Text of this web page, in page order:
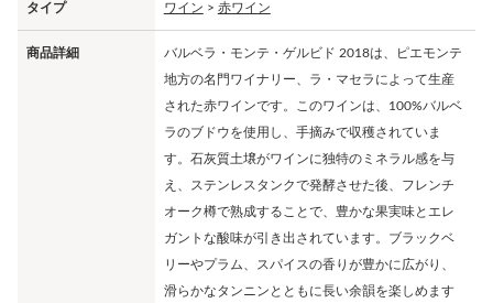
タイプ ワイン > 赤ワイン
商品詳細
バルベラ・モンテ・ゲルビド 2018は、ピエモンテ
地方の名門ワイナリー、ラ・マセラによって生産
された赤ワインです。このワインは、100%バルベ
ラのブドウを使用し、手摘みで収穫されていま
す。石灰質土壌がワインに独特のミネラル感を与
え、ステンレスタンクで発酵させた後、フレンチ
オーク樽で熟成することで、豊かな果実味とエレ
ガントな酸味が引き出されています。ブラックベ
リーやプラム、スパイスの香りが豊かに広がり、
滑らかなタンニンとともに長い余韻を楽しめます​